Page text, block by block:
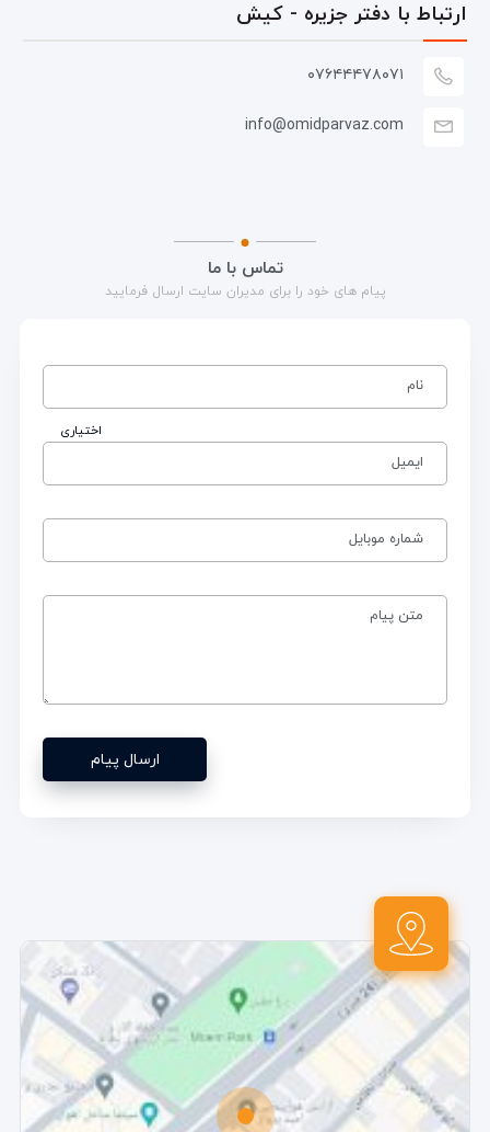
ارتباط با دفتر جزیره - کیش
۰۷۶۴۴۴۷۸۰۷۱
info@omidparvaz.com
تماس با ما
پیام های خود را برای مدیران سایت ارسال فرمایید
نام
اختیاری
ایمیل
شماره موبایل
متن پیام